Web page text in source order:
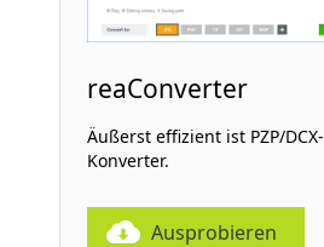
reaConverter
Äußerst effizient ist PZP/DCX-
Konverter.
Ausprobieren